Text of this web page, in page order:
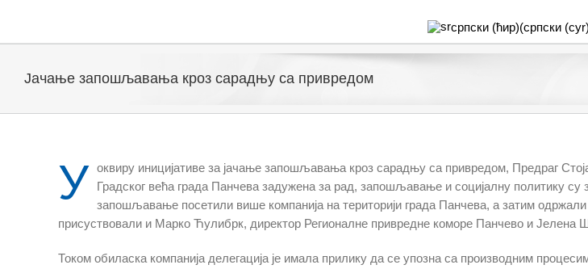
српски (ћир)(српски (cyr)
Јачање запошљавања кроз сарадњу са привредом
У оквиру иницијативе за јачање запошљавања кроз сарадњу са привредом, Предраг
Градског већа града Панчева задужена за рад, запошљавање и социјалну политику
запошљавање посетили више компанија на територији града Панчева, а затим
присуствовали и Марко Ћулибрк, директор Регионалне привредне коморе Панчево и
Током обиласка компанија делегација је имала прилику да се упозна са производним